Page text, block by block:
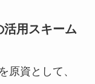
活用スキーム
原資として、